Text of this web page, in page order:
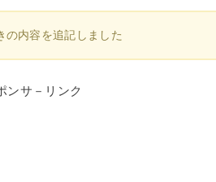
の内容を追記しました
ンサ－リンク